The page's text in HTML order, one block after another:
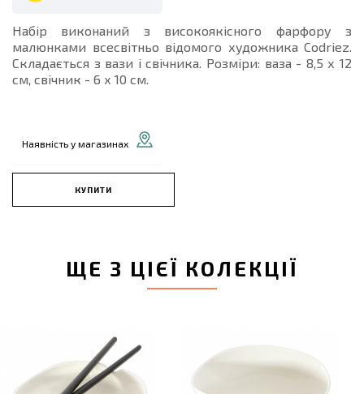
Набір виконаний з високоякісного фарфору з
малюнками всесвітньо відомого художника Codriez.
Складається з вази і свічника. Розміри: ваза - 8,5 х 12
см, свічник - 6 х 10 см.
Наявність у магазинах
КУПИТИ
ЩЕ З ЦІЄЇ КОЛЕКЦІЇ